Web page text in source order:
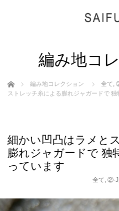
編み地コ
ホーム 編み地コレクション 全て,
ストレッチ糸による膨れジャガードで
細かい凹凸はラメと
膨れジャガードで 独
っています
全て, ②-J